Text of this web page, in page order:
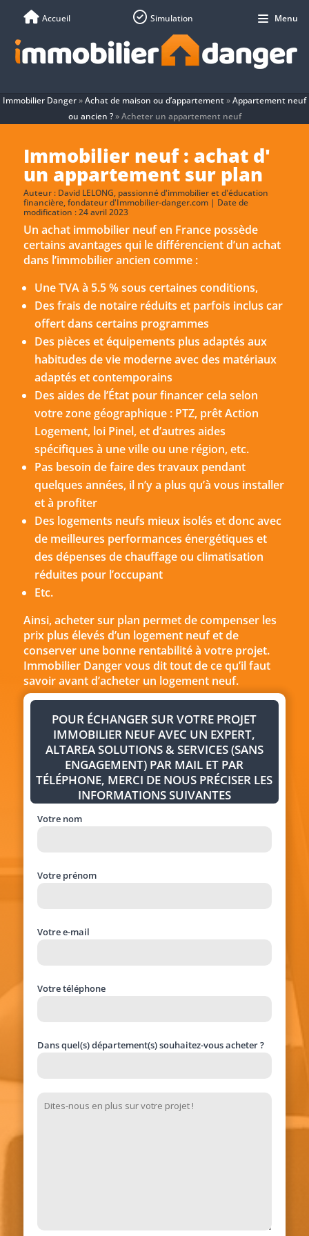
Immobilier Danger»Achat de maison ou d’appartement»Appartement neuf
ou ancien ?»Acheter un appartement neuf
Immobilier neuf : achat d'
un appartement sur plan
Auteur : David LELONG, passionné d'immobilier et d'éducation
financière, fondateur d'Immobilier-danger.com | Date de
modification : 24 avril 2023
Un achat immobilier neuf en France possède
certains avantages qui le différencient d’un achat
dans l’immobilier ancien comme :
Une TVA à 5.5 % sous certaines conditions,
Des frais de notaire réduits et parfois inclus car
offert dans certains programmes
Des pièces et équipements plus adaptés aux
habitudes de vie moderne avec des matériaux
adaptés et contemporains
Des aides de l’État pour financer cela selon
votre zone géographique : PTZ, prêt Action
Logement, loi Pinel, et d’autres aides
spécifiques à une ville ou une région, etc.
Pas besoin de faire des travaux pendant
quelques années, il n’y a plus qu’à vous installer
et à profiter
Des logements neufs mieux isolés et donc avec
de meilleures performances énergétiques et
des dépenses de chauffage ou climatisation
réduites pour l’occupant
Etc.
Ainsi, acheter sur plan permet de compenser les
prix plus élevés d’un logement neuf et de
conserver une bonne rentabilité à votre projet.
Immobilier Danger vous dit tout de ce qu’il faut
savoir avant d’acheter un logement neuf.
POUR ÉCHANGER SUR VOTRE PROJET
IMMOBILIER NEUF AVEC UN EXPERT,
ALTAREA SOLUTIONS & SERVICES (SANS
ENGAGEMENT) PAR MAIL ET PAR
TÉLÉPHONE, MERCI DE NOUS PRÉCISER LES
INFORMATIONS SUIVANTES
Votre nom
Votre prénom
Votre e-mail
Votre téléphone
Dans quel(s) département(s) souhaitez-vous acheter ?
Accueil Simulation Menu